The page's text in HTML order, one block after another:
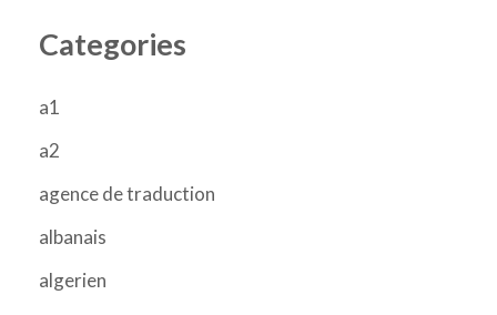
Categories
a1
a2
agence de traduction
albanais
algerien